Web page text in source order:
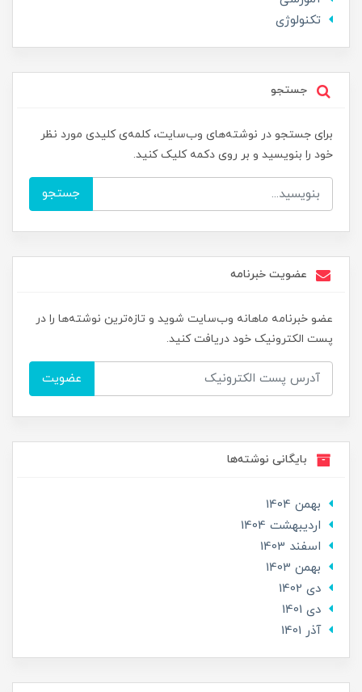
تکنولوژی
جستجو
برای جستجو در نوشته‌های وب‌سایت، کلمه‌ی کلیدی مورد نظر
خود را بنویسید و بر روی دکمه کلیک کنید.
جستجو
عضویت خبرنامه
عضو خبرنامه ماهانه وب‌سایت شوید و تازه‌ترین نوشته‌ها را در
پست الکترونیک خود دریافت کنید.
عضویت
بایگانی نوشته‌ها
بهمن 1404
ارديبهشت 1404
اسفند 1403
بهمن 1403
دی 1402
دی 1401
آذر 1401